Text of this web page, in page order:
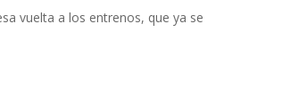
vuelta a los entrenos, que ya se